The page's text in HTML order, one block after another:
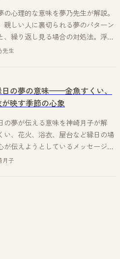
の心理的な意味を夢乃先生が解説。
親しい人に裏切られる夢のパターン
、繰り返し見る場合の対処法。浮気
焦点を当てた心理分析。
先生
の夢の意味——金魚すくい、
映す季節の心象
の夢が伝える意味を神崎月子が解
い、花火、浴衣、屋台など縁日の場
が伝えようとしているメッセージを
月子